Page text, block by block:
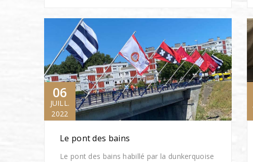
06
JUILL.
2022
Le pont des bains
Le pont des bains habillé par la dunkerquoise